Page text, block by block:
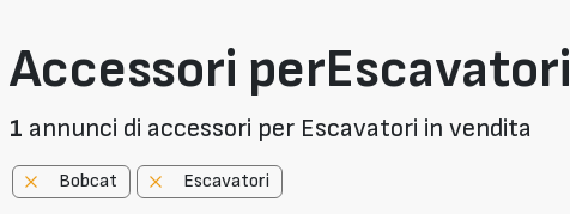
Accessori perEscavatori
1 annunci di accessori per Escavatori in vendita
Bobcat Escavatori